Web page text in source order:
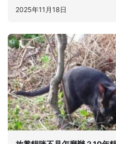
2025年11月18日